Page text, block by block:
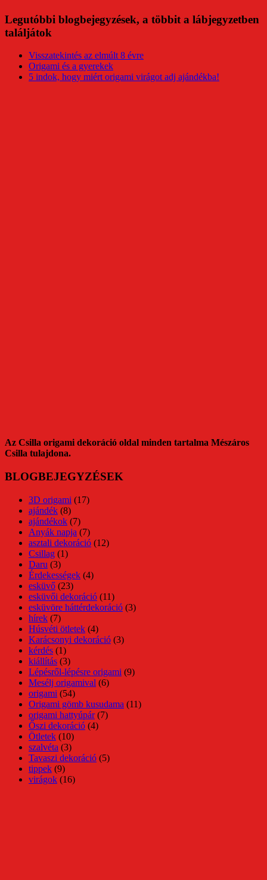
Legutóbbi blogbejegyzések, a többit a lábjegyzetben
találjátok
Visszatekintés az elmúlt 8 évre
Origami és a gyerekek
5 indok, hogy miért origami virágot adj ajándékba!
Az Csilla origami dekoráció oldal minden tartalma Mészáros
Csilla tulajdona.
BLOGBEJEGYZÉSEK
3D origami (17)
ajándék (8)
ajándékok (7)
Anyák napja (7)
asztali dekoráció (12)
Csillag (1)
Daru (3)
Érdekességek (4)
esküvő (23)
esküvői dekoráció (11)
esküvöre háttérdekoráció (3)
hírek (7)
Húsvéti ötletek (4)
Karácsonyi dekoráció (3)
kérdés (1)
kiállítás (3)
Lépésről-lépésre origami (9)
Mesélj origamival (6)
origami (54)
Origami gömb kusudama (11)
origami hattyúpár(7)
Őszi dekoráció (4)
Ötletek (10)
szalvéta (3)
Tavaszi dekoráció (5)
tippek (9)
virágok (16)